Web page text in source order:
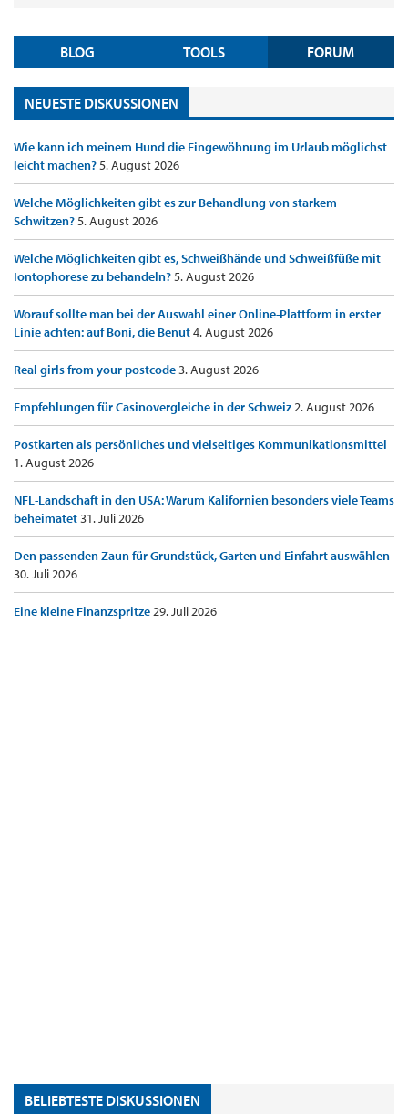
BLOG TOOLS FORUM
NEUESTE DISKUSSIONEN
Wie kann ich meinem Hund die Eingewöhnung im Urlaub möglichst
leicht machen?5. August 2026
Welche Möglichkeiten gibt es zur Behandlung von starkem
Schwitzen?5. August 2026
Welche Möglichkeiten gibt es, Schweißhände und Schweißfüße mit
Iontophorese zu behandeln?5. August 2026
Worauf sollte man bei der Auswahl einer Online-Plattform in erster
Linie achten: auf Boni, die Benut4. August 2026
Real girls from your postcode3. August 2026
Empfehlungen für Casinovergleiche in der Schweiz2. August 2026
Postkarten als persönliches und vielseitiges Kommunikationsmittel
1. August 2026
NFL-Landschaft in den USA: Warum Kalifornien besonders viele Teams
beheimatet31. Juli 2026
Den passenden Zaun für Grundstück, Garten und Einfahrt auswählen
30. Juli 2026
Eine kleine Finanzspritze29. Juli 2026
BELIEBTESTE DISKUSSIONEN